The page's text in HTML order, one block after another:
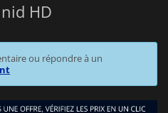
HD
ou répondre à un